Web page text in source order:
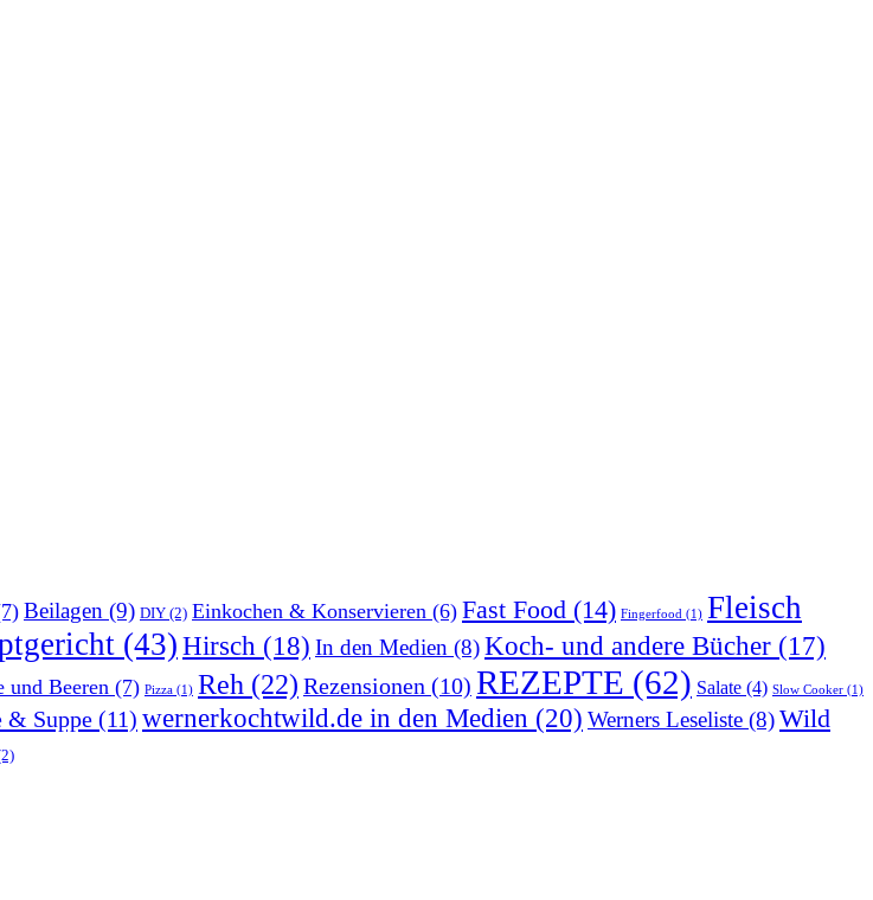
Beilagen (9) DIY (2) Einkochen & Konservieren (6) Fast Food (14) Fingerfood (1) Fleisch
(43) Hirsch (18) In den Medien (8)Koch- und andere Bücher (17)
und Beeren (7) Pizza (1) Reh (22) Rezensionen (10) REZEPTE (62) Salate (4) Slow Cooker (1)
& Suppe (11) wernerkochtwild.de in den Medien (20) Werners Leseliste (8)Wild